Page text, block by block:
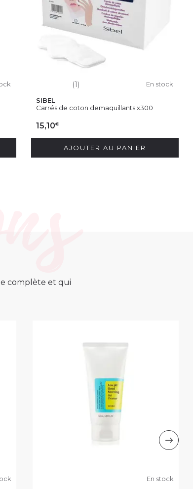
(1) En stock
SIBEL
Carrés de coton demaquillants x300
15,10€
AJOUTER AU PANIER
complète et qui
En stock